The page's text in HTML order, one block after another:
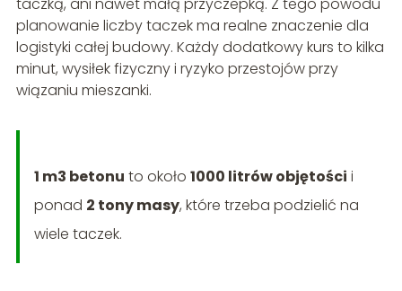
planowanie liczby taczek ma realne znaczenie dla
logistyki całej budowy. Każdy dodatkowy kurs to kilka
minut, wysiłek fizyczny i ryzyko przestojów przy
wiązaniu mieszanki.
1 m3 betonu to około 1000 litrów objętości i
ponad 2 tony masy, które trzeba podzielić na
wiele taczek.